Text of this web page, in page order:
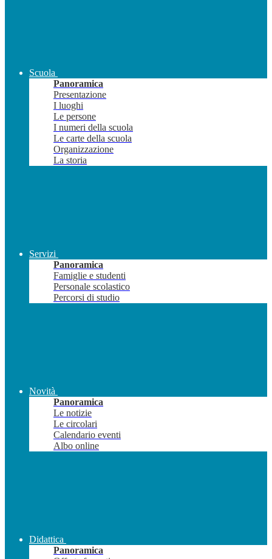
Scuola
Panoramica
Presentazione
I luoghi
Le persone
I numeri della scuola
Le carte della scuola
Organizzazione
La storia
Servizi
Panoramica
Famiglie e studenti
Personale scolastico
Percorsi di studio
Novità
Panoramica
Le notizie
Le circolari
Calendario eventi
Albo online
Didattica
Panoramica